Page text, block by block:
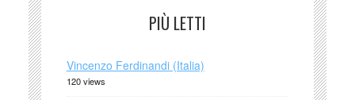
PIÙ LETTI
Vincenzo Ferdinandi (Italia)
120 views